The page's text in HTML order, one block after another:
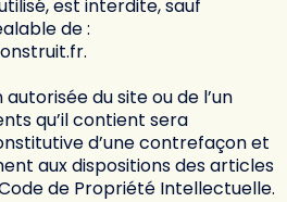
est interdite, sauf
de :
.
du site ou de l’un
qu’il contient sera
d’une contrefaçon et
aux dispositions des articles
de Propriété Intellectuelle.